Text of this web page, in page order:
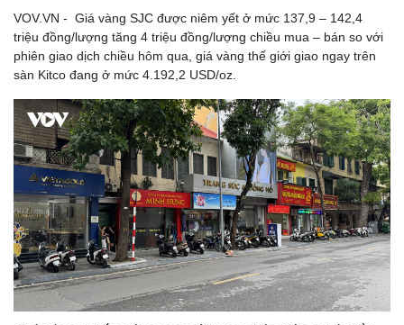
VOV.VN - Giá vàng SJC được niêm yết ở mức 137,9 – 142,4
triệu đồng/lượng tăng 4 triệu đồng/lượng chiều mua – bán so với
phiên giao dịch chiều hôm qua, giá vàng thế giới giao ngay trên
sàn Kitco đang ở mức 4.192,2 USD/oz.